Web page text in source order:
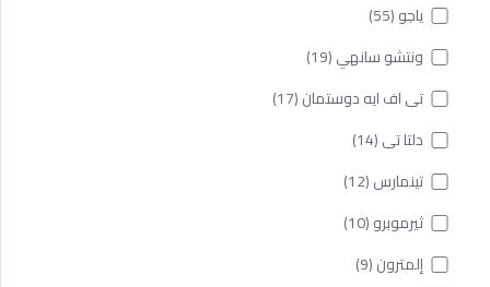
ياجو(55)
ونتشو سانهي(19)
تى اف ايه دوستمان(17)
دلتا تى(14)
تينمارس(12)
ثيرموبرو(10)
إلمترون(9)